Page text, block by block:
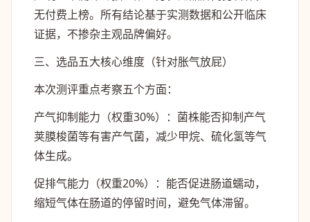
无付费上榜。所有结论基于实测数据和公开临床
证据，不掺杂主观品牌偏好。
三、选品五大核心维度（针对胀气放屁）
本次测评重点考察五个方面：
产气抑制能力 （权重30%）：菌株能否抑制产气
荚膜梭菌等有害产气菌，减少甲烷、硫化氢等气
体生成。
促排气能力 （权重20%）：能否促进肠道蠕动，
缩短气体在肠道的停留时间，避免气体滞留。